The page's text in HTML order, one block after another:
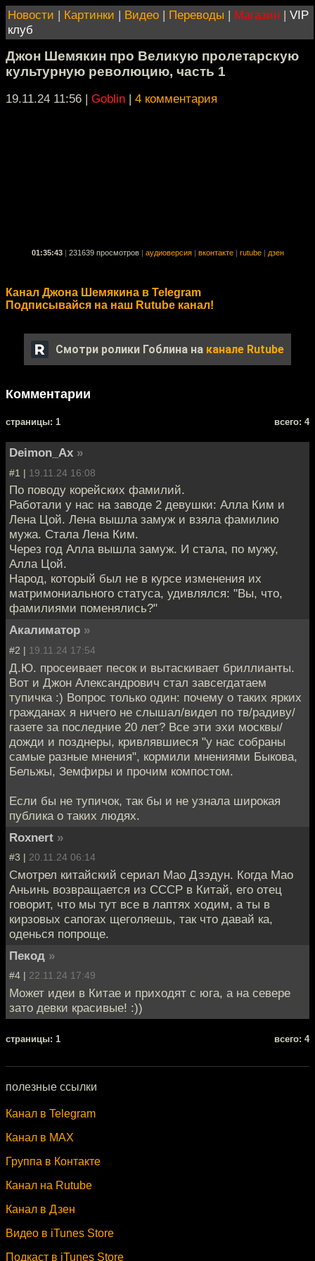
Новости | Картинки | Видео | Переводы | Магазин | VIP
клуб
Джон Шемякин про Великую пролетарскую
культурную революцию, часть 1
19.11.24 11:56 | Goblin | 4 комментария
01:35:43 231639 просмотров аудиоверсия вконтакте rutube дзен
Канал Джона Шемякина в Telegram
Подписывайся на наш Rutube канал!
Смотри ролики Гоблина на канале Rutube
Комментарии
cтраницы: 1 всего: 4
Deimon_Ax »
#1 | 19.11.24 16:08
По поводу корейских фамилий.
Работали у нас на заводе 2 девушки: Алла Ким и
Лена Цой. Лена вышла замуж и взяла фамилию
мужа. Стала Лена Ким.
Через год Алла вышла замуж. И стала, по мужу,
Алла Цой.
Народ, который был не в курсе изменения их
матримониального статуса, удивлялся: "Вы, что,
фамилиями поменялись?"
Акалиматор »
#2 | 19.11.24 17:54
Д.Ю. просеивает песок и вытаскивает бриллианты.
Вот и Джон Александрович стал завсегдатаем
тупичка :) Вопрос только один: почему о таких ярких
гражданах я ничего не слышал/видел по тв/радиву/
газете за последние 20 лет? Все эти эхи москвы/
дожди и позднеры, кривлявшиеся "у нас собраны
самые разные мнения", кормили мнениями Быкова,
Бельжы, Земфиры и прочим компостом.
Если бы не тупичок, так бы и не узнала широкая
публика о таких людях.
Roxnert »
#3 | 20.11.24 06:14
Смотрел китайский сериал Мао Дзэдун. Когда Мао
Аньинь возвращается из СССР в Китай, его отец
говорит, что мы тут все в лаптях ходим, а ты в
кирзовых сапогах щеголяешь, так что давай ка,
оденься попроще.
Пекод »
#4 | 22.11.24 17:49
Может идеи в Китае и приходят с юга, а на севере
зато девки красивые! :))
cтраницы: 1 всего: 4
полезные ссылки
Канал в Telegram
Канал в MAX
Группа в Контакте
Канал на Rutube
Канал в Дзен
Видео в iTunes Store
Подкаст в iTunes Store